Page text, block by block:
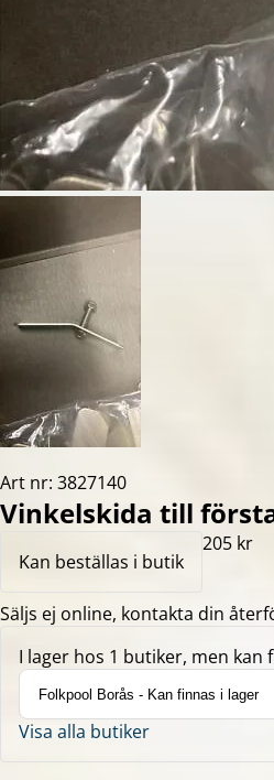
Art nr: 3827140
Vinkelskida till
Kan beställas i butik
205 kr
Säljs ej online, kontakta din
I lager hos 1 butiker, men kan
Visa alla butiker